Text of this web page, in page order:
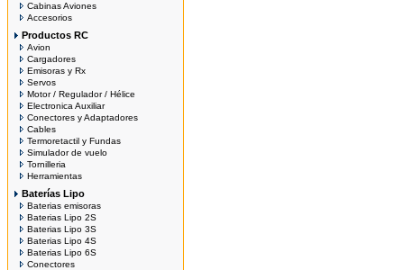
Cabinas Aviones
Accesorios
Productos RC
Avion
Cargadores
Emisoras y Rx
Servos
Motor / Regulador / Hélice
Electronica Auxiliar
Conectores y Adaptadores
Cables
Termoretactil y Fundas
Simulador de vuelo
Tornilleria
Herramientas
Baterías Lipo
Baterias emisoras
Baterias Lipo 2S
Baterias Lipo 3S
Baterias Lipo 4S
Baterias Lipo 6S
Conectores